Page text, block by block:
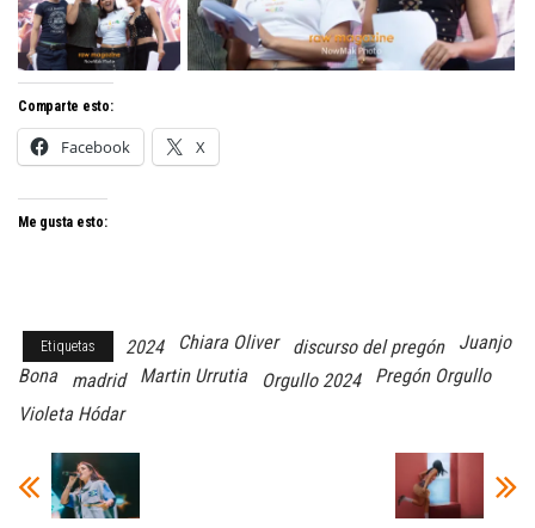
Comparte esto:
Facebook X
Me gusta esto:
Etiquetas 2024 Chiara Oliver discurso del pregón
Juanjo
Bona
madrid Martin Urrutia Orgullo 2024
Pregón Orgullo
Violeta Hódar